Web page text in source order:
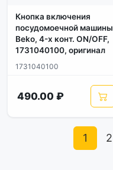
Кнопка включения
посудомоечной машины
Beko, 4-х конт. ON/OFF,
1731040100, оригинал
1731040100
490.00 ₽
1 2